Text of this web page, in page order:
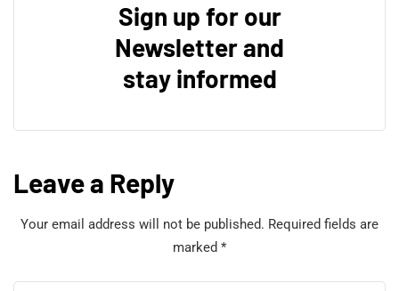
Sign up for our
Newsletter and
stay informed
Leave a Reply
Your email address will not be published. Required fields are
marked *